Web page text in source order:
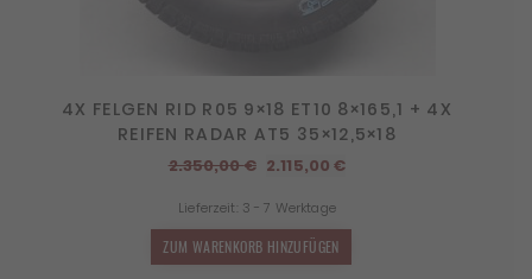
4X FELGEN RID R05 9×18 ET10 8×165,1 + 4X
REIFEN RADAR AT5 35×12,5×18
2.350,00€ Ursprünglicher
war:
2.350,00 €
2.115,00€Aktueller
Lieferzeit: 3 - 7 Werktage
ZUM WARENKORB HINZUFÜGEN